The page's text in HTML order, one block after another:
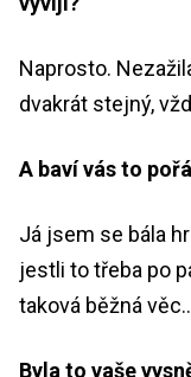
Naprosto.
dvakrát stejný,
A baví vás to
Já jsem se bála
jestli to třeba po
taková běžná
Byla to vaše